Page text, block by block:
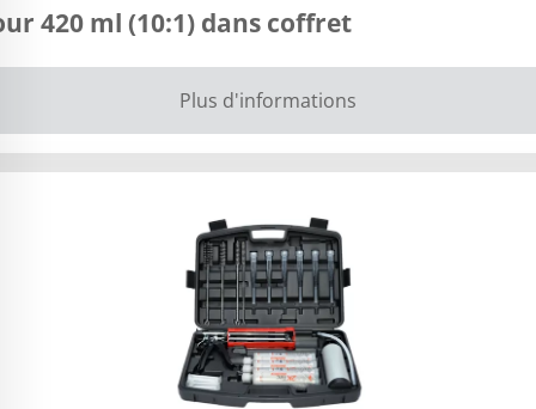
420 ml (10:1) dans coffret
Plus d'informations